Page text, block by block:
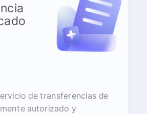
de transferencias de
autorizado y